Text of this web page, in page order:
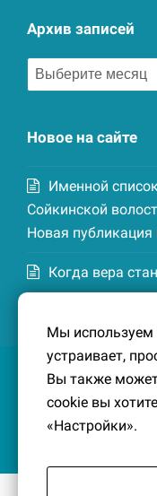
Архив записей
Архив
записей
Новое на сайте
Именной
Сойкинской
Новая публикация
Когда вера
Котельской
27 гг. Новая
эпох»
Мы используем
устраивает,
Вы также
cookie вы
«Настройки».